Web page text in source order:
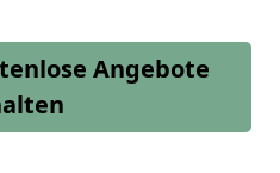
Angebote